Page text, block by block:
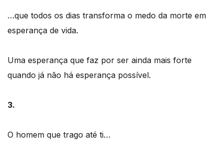
…que todos os dias transforma o medo da morte em
esperança de vida.
Uma esperança que faz por ser ainda mais forte
quando já não há esperança possível.
3.
O homem que trago até ti…